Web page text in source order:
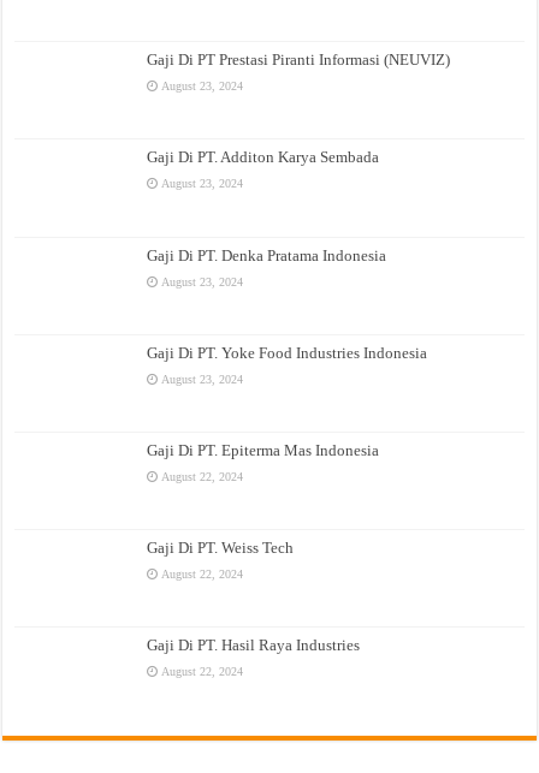
Gaji Di PT Prestasi Piranti Informasi (NEUVIZ)
August 23, 2024
Gaji Di PT. Additon Karya Sembada
August 23, 2024
Gaji Di PT. Denka Pratama Indonesia
August 23, 2024
Gaji Di PT. Yoke Food Industries Indonesia
August 23, 2024
Gaji Di PT. Epiterma Mas Indonesia
August 22, 2024
Gaji Di PT. Weiss Tech
August 22, 2024
Gaji Di PT. Hasil Raya Industries
August 22, 2024